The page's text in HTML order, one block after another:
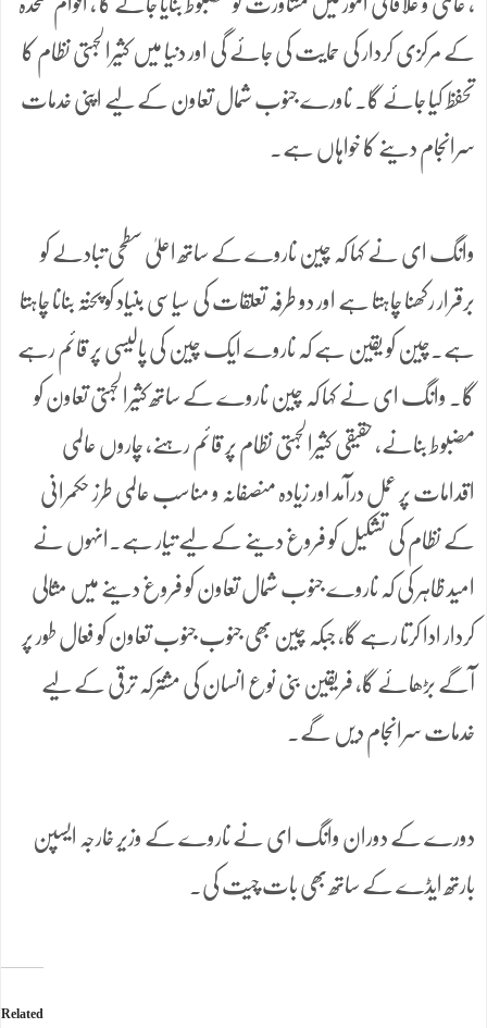
کے مرکزی کردار کی حمایت کی جائے گی اور دنیا میں کثیرالجہتی نظام کا
تحفظ کیا جائے گا۔ ناورے جنوب شمال تعاون کے لیے اپنی خدمات
سرانجام دینے کا خواہاں ہے۔
وانگ ای نے کہا کہ چین ناروے کے ساتھ اعلیٰ سطحی تبادلے کو
برقرار رکھنا چاہتا ہے اور دو طرفہ تعلقات کی سیاسی بنیاد کو پختہ بنانا چاہتا
ہے۔چین کو یقین ہے کہ ناروے ایک چین کی پالیسی پر قائم رہے
گا۔ وانگ ای نے کہا کہ چین ناروے کے ساتھ کثیرالجہتی تعاون کو
مضبوط بنانے، حقیقی کثیرالجہتی نظام پر قائم رہنے، چاروں عالمی
اقدامات پر عمل درآمد اور زیادہ منصفانہ و مناسب عالمی طرز حکمرانی
کے نظام کی تشکیل کو فروغ دینے کے لیے تیار ہے۔انہوں نے
امید ظاہر کی کہ ناروے جنوب شمال تعاون کو فروغ دینے میں مثالی
کردار ادا کرتا رہے گا، جبکہ چین بھی جنوب جنوب تعاون کو فعال طور پر
آگے بڑھائے گا، فریقین بنی نوع انسان کی مشترکہ ترقی کے لیے
خدمات سرانجام دیں گے۔
دورے کے دوران وانگ ای نے ناروے کے وزیر خارجہ ایسپن
بارتھ ایڈے کے ساتھ بھی بات چیت کی۔
Related